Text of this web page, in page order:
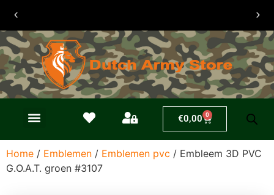
Verzendkosten
slechts €6,50
€0,00 0
Home / Emblemen / Emblemen pvc / Embleem 3D PVC
G.O.A.T. groen #3107